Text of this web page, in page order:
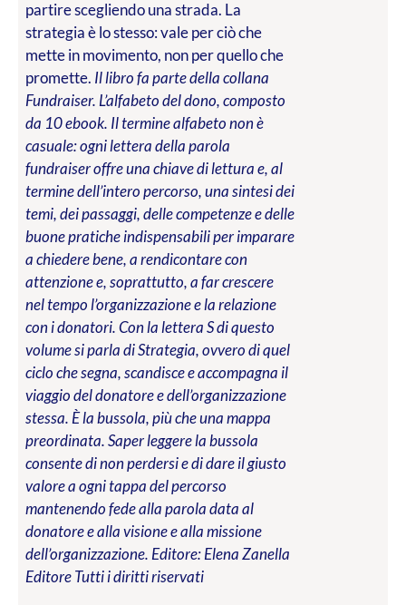
partire scegliendo una strada. La
strategia è lo stesso: vale per ciò che
mette in movimento, non per quello che
promette. Il libro fa parte della collana
Fundraiser. L’alfabeto del dono, composto
da 10 ebook. Il termine alfabeto non è
casuale: ogni lettera della parola
fundraiser offre una chiave di lettura e, al
termine dell’intero percorso, una sintesi dei
temi, dei passaggi, delle competenze e delle
buone pratiche indispensabili per imparare
a chiedere bene, a rendicontare con
attenzione e, soprattutto, a far crescere
nel tempo l’organizzazione e la relazione
con i donatori. Con la lettera S di questo
volume si parla di Strategia, ovvero di quel
ciclo che segna, scandisce e accompagna il
viaggio del donatore e dell’organizzazione
stessa. È la bussola, più che una mappa
preordinata. Saper leggere la bussola
consente di non perdersi e di dare il giusto
valore a ogni tappa del percorso
mantenendo fede alla parola data al
donatore e alla visione e alla missione
dell’organizzazione. Editore: Elena Zanella
EditoreTutti i diritti riservati